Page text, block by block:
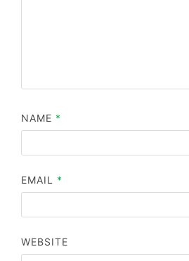
NAME *
EMAIL *
WEBSITE